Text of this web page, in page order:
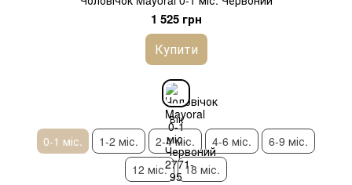
1 525 грн
Купити
Вік
0-1 міс. 1-2 міс. 2-4 міс. 4-6 міс.
6-9 міс.
12 міс.
18 міс.